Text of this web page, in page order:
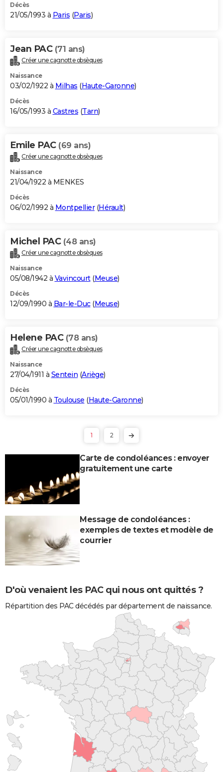
Décès
21/05/1993 à Paris (Paris)
Jean PAC (71 ans)
Créer une cagnotte obsèques
Naissance
03/02/1922 à Milhas (Haute-Garonne)
Décès
16/05/1993 à Castres (Tarn)
Emile PAC (69 ans)
Créer une cagnotte obsèques
Naissance
21/04/1922 à MENKES
Décès
06/02/1992 à Montpellier(Hérault)
Michel PAC (48 ans)
Créer une cagnotte obsèques
Naissance
05/08/1942 à Vavincourt(Meuse)
Décès
12/09/1990 à Bar-le-Duc(Meuse)
Helene PAC (78 ans)
Créer une cagnotte obsèques
Naissance
27/04/1911 à Sentein (Ariège)
Décès
05/01/1990 à Toulouse (Haute-Garonne)
1 2
Carte de condoléances : envoyer
gratuitement une carte
Message de condoléances :
exemples de textes et modèle de
courrier
D'où venaient les PAC qui nous ont quittés ?
Répartition des PAC décédés par département de naissance.